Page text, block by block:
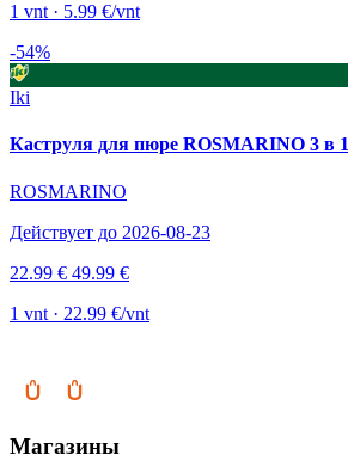
1 vnt · 5.99 €/vnt
-54%
Iki
Каструля для пюре ROSMARINO 3 в 1
ROSMARINO
Действует до 2026-08-23
22.99 € 49.99 €
1 vnt · 22.99 €/vnt
Магазины